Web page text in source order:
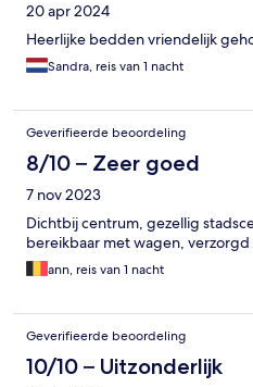
20 apr 2024
Heerlijke bedden vriendelijk
Sandra, reis van 1 nacht
Geverifieerde beoordeling
8/10 – Zeer goed
7 nov 2023
Dichtbij centrum, gezellig
bereikbaar met wagen,
ann, reis van 1 nacht
Geverifieerde beoordeling
10/10 – Uitzonderlijk